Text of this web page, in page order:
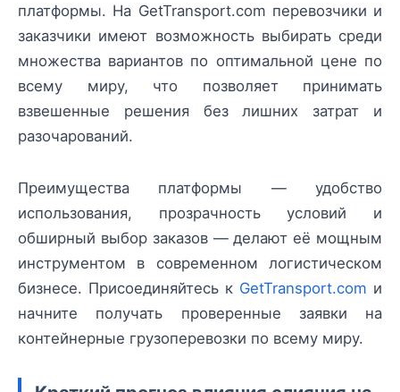
платформы. На GetTransport.com перевозчики и
заказчики имеют возможность выбирать среди
множества вариантов по оптимальной цене по
всему миру, что позволяет принимать
взвешенные решения без лишних затрат и
разочарований.
Преимущества платформы — удобство
использования, прозрачность условий и
обширный выбор заказов — делают её мощным
инструментом в современном логистическом
бизнесе. Присоединяйтесь к GetTransport.com и
начните получать проверенные заявки на
контейнерные грузоперевозки по всему миру.